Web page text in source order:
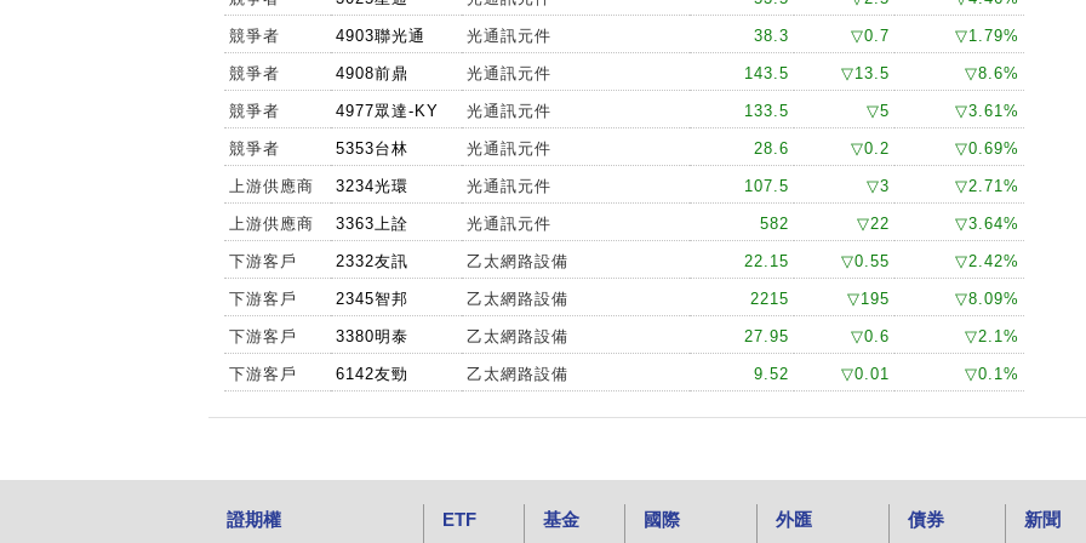
競爭者 4903聯光通 光通訊元件 38.3 ▽0.7 ▽1.79%
競爭者 4908前鼎 光通訊元件 143.5 ▽13.5 ▽8.6%
競爭者 4977眾達-KY 光通訊元件 133.5 ▽5 ▽3.61%
競爭者 5353台林 光通訊元件 28.6 ▽0.2 ▽0.69%
上游供應商 3234光環 光通訊元件 107.5 ▽3 ▽2.71%
上游供應商 3363上詮 光通訊元件 582 ▽22 ▽3.64%
下游客戶 2332友訊 乙太網路設備 22.15 ▽0.55 ▽2.42%
下游客戶 2345智邦 乙太網路設備 2215 ▽195 ▽8.09%
下游客戶 3380明泰 乙太網路設備 27.95 ▽0.6 ▽2.1%
下游客戶 6142友勁 乙太網路設備 9.52 ▽0.01 ▽0.1%
證期權 ETF 基金 國際 外匯 債券 新聞